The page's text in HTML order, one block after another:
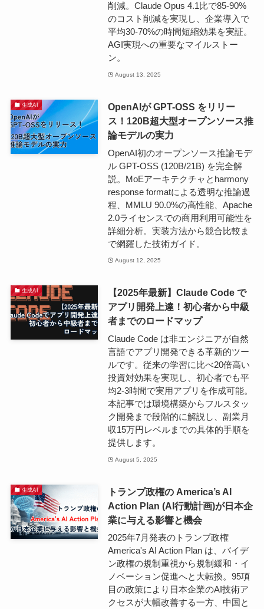
削減。Claude Opus 4.1比で85-90%
のコスト削減を実現し、企業導入で
平均30-70%の時間短縮効果を実証。
AGI実現への重要なマイルストー
ン。
August 13, 2025
生成AI
OpenAIが GPT-OSS をリリー
ス！120B超大型オープンソース推
論モデルの実力
OpenAI初のオープンソース推論モデ
ル GPT-OSS (120B/21B) を完全解
説。MoEアーキテクチャとharmony
response formatによる透明な推論過
程、MMLU 90.0%の高性能、Apache
2.0ライセンスでの商用利用可能性を
詳細分析。実装方法から競合比較ま
で網羅した技術ガイド。
August 12, 2025
生成AI
【2025年最新】Claude Code で
アプリ開発上達！初心者から中級
者までのロードマップ
Claude Code は非エンジニアが自然
言語でアプリ開発できる革新的ツー
ルです。従来の学習に比べ20倍高い
投資対効果を実現し、初心者でも平
均2-3時間で実用アプリを作成可能。
本記事では環境構築からフルスタッ
ク開発まで段階的に解説し、副業月
収15万円レベルまでの具体的手順を
提供します。
August 5, 2025
生成AI
トランプ政権の America’s AI
Action Plan (AI行動計画)が日本企
業に与える影響と機会
2025年7月発表のトランプ政権
America's AI Action Plan は、バイデ
ン政権の規制重視から規制緩和・イ
ノベーション促進へと大転換。95項
目の政策により日本企業のAI技術ア
クセスが大幅改善する一方、中国と